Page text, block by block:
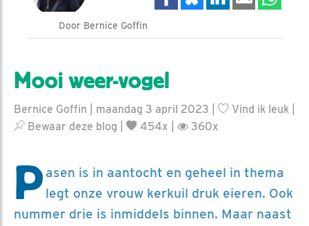
Door Bernice Goffin
Mooi weer-vogel
Bernice Goffin | maandag 3 april 2023 | Vind ik leuk
Bewaar deze blog
454x | 360x
P asen is in aantocht en geheel in thema
legt onze vrouw kerkuil druk eieren. Ook
nummer drie is inmiddels binnen. Maar naast